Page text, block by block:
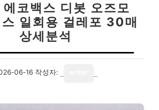
코백스 디봇 오즈모
일회용 걸레포 30매
상세분석
06-16 작성자: